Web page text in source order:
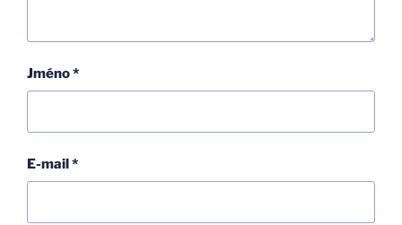
Jméno*
E-mail*